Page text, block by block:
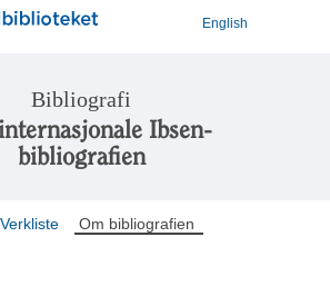
English
Bibliografi
Ibsen-
bibliografien
Verkliste Om bibliografien